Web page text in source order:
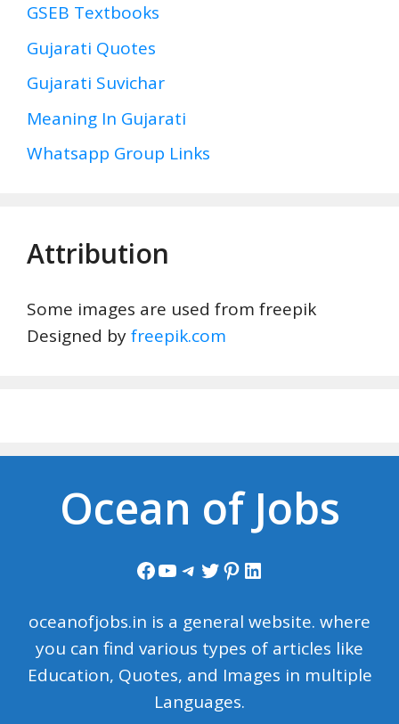
GSEB Textbooks
Gujarati Quotes
Gujarati Suvichar
Meaning In Gujarati
Whatsapp Group Links
Attribution
Some images are used from freepik
Designed byfreepik.com
Ocean of Jobs
Facebook
YouTube
Telegram
Twitter
Pinterest
LinkedIn
oceanofjobs.in is a general website. where
you can find various types of articles like
Education, Quotes, and Images in multiple
Languages.